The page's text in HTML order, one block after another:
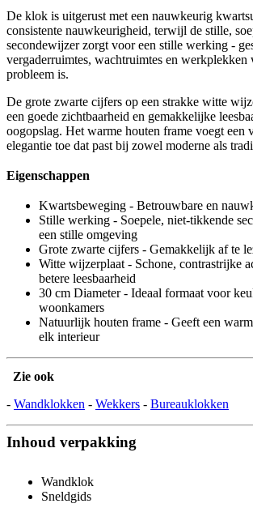
De klok is uitgerust met een nauwkeurig
consistente nauwkeurigheid, terwijl de stille,
secondewijzer zorgt voor een stille werking -
vergaderruimtes, wachtruimtes en werkplekken
probleem is.
De grote zwarte cijfers op een strakke witte
een goede zichtbaarheid en gemakkelijke
oogopslag. Het warme houten frame voegt een
elegantie toe dat past bij zowel moderne als
Eigenschappen
Kwartsbeweging - Betrouwbare en
Stille werking - Soepele, niet-tikkende
een stille omgeving
Grote zwarte cijfers - Gemakkelijk af te
Witte wijzerplaat - Schone, contrastrijke
betere leesbaarheid
30 cm Diameter - Ideaal formaat voor
woonkamers
Natuurlijk houten frame - Geeft een
elk interieur
Zie ook
- Wandklokken - Wekkers - Bureauklokken
Inhoud verpakking
Wandklok
Sneldgids